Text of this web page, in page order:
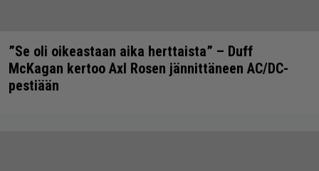
”Se oli oikeastaan aika herttaista” – Duff
McKagan kertoo Axl Rosen jännittäneen AC/DC-
pestiään